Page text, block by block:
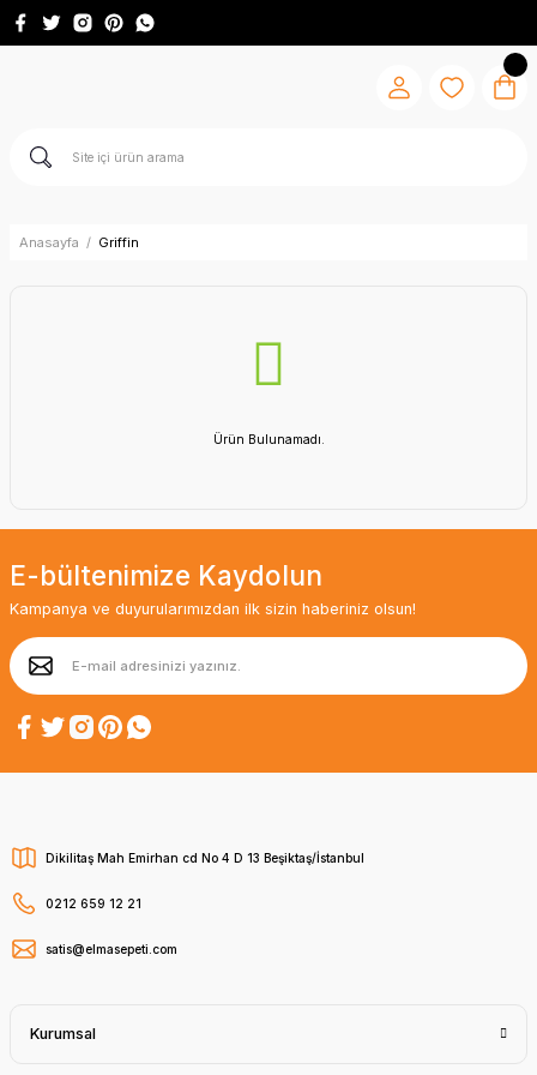
Anasayfa Griffin
Ürün Bulunamadı.
E-bültenimize Kaydolun
Kampanya ve duyurularımızdan ilk sizin haberiniz olsun!
Dikilitaş Mah Emirhan cd No 4 D 13 Beşiktaş/İstanbul
0212 659 12 21
satis@elmasepeti.com
Kurumsal